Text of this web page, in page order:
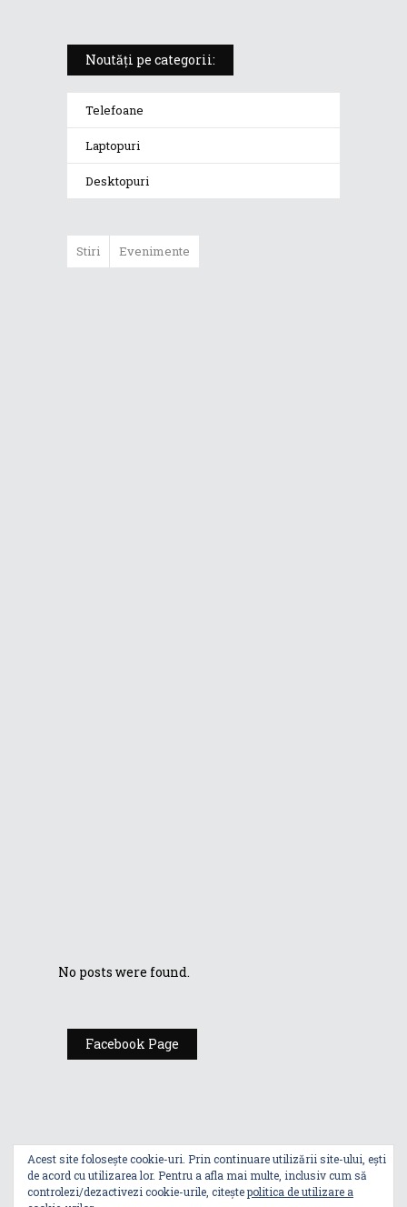
Noutăți pe categorii:
Telefoane
Laptopuri
Desktopuri
Stiri Evenimente
No posts were found.
Facebook Page
Acest site folosește cookie-uri. Prin continuare utilizării site-ului, ești
de acord cu utilizarea lor. Pentru a afla mai multe, inclusiv cum să
controlezi/dezactivezi cookie-urile, citeștepolitica de utilizare a